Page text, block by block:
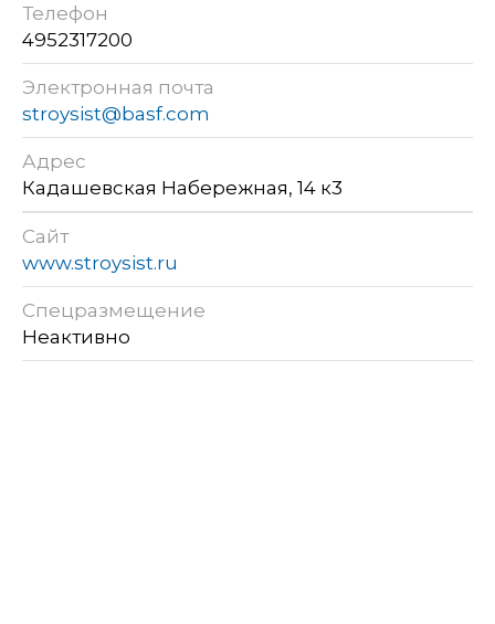
Телефон
4952317200
Электронная почта
stroysist@basf.com
Адрес
Кадашевская Набережная, 14 к3
Сайт
www.stroysist.ru
Спецразмещение
Неактивно